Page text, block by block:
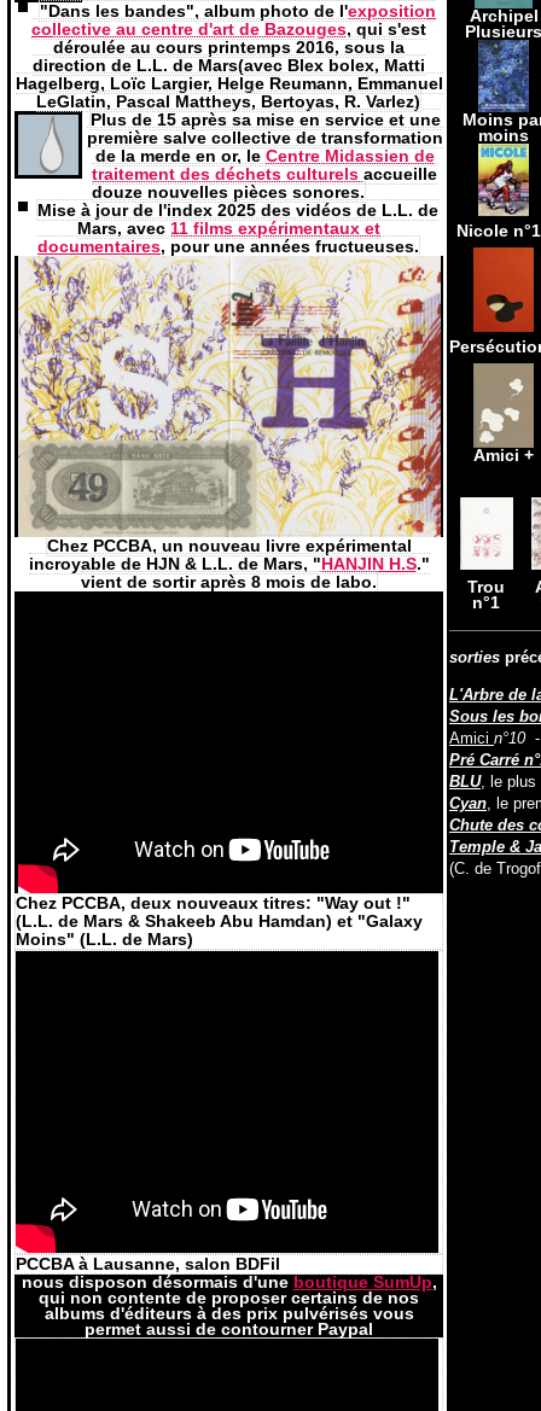
"Dans les bandes", album photo de l'exposition
collective au centre d'art de Bazouges, qui s'est
déroulée au cours printemps 2016, sous la
direction de L.L. de Mars(avec Blex bolex, Matti
Hagelberg, Loïc Largier, Helge Reumann, Emmanuel
LeGlatin, Pascal Mattheys, Bertoyas, R. Varlez)
Plus de 15 après sa mise en service et une
première salve collective de transformation
de la merde en or, le Centre Midassien de
traitement des déchets culturels accueille
douze nouvelles pièces sonores.
Mise à jour de l'index 2025 des vidéos de L.L. de
Mars, avec 11 films expérimentaux et
documentaires, pour une années fructueuses.
Chez PCCBA, un nouveau livre expérimental
incroyable de HJN & L.L. de Mars, "HANJIN H.S."
vient de sortir après 8 mois de labo.
Chez PCCBA, deux nouveaux titres: "Way out !"
(L.L. de Mars & Shakeeb Abu Hamdan) et "Galaxy
Moins" (L.L. de Mars)
PCCBA à Lausanne, salon BDFil
nous disposon désormais d'une boutique SumUp,
qui non contente de proposer certains de nos
albums d'éditeurs à des prix pulvérisés vous
permet aussi de contourner Paypal
Archipel
Plusieurs
Moins
moins
Nicole
Amici +
Trou
n°1
sorties
L'Arbre de
Sous les
Amici n°10-
Pré Carré
BLU, le plus
Cyan , le
Chute des
Temple &
(C. de